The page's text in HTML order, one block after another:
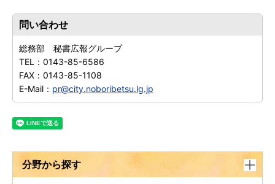
問い合わせ
総務部 秘書広報グループ
TEL： 0143-85-6586
FAX： 0143-85-1108
E-Mail： pr@city.noboribetsu.lg.jp
分野から探す